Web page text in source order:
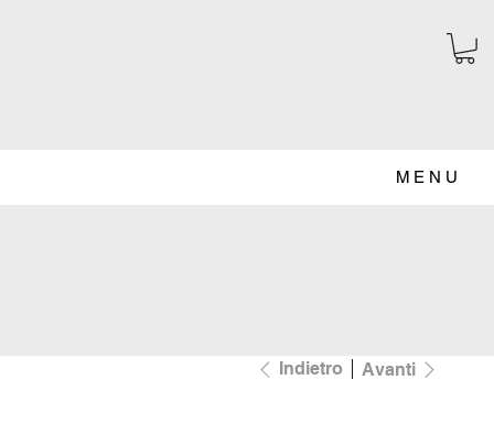
MENU
Indietro Avanti